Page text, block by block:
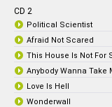
CD 2
Political Scientist
Afraid Not Scared
This House Is Not For
Anybody Wanna Take
Love Is Hell
Wonderwall